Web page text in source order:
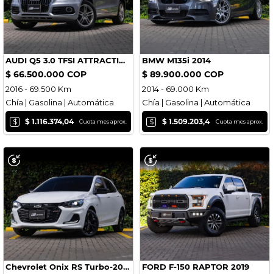
AUDI Q5 3.0 TFSI ATTRACTION 3.0L 2016
$ 66.500.000 COP
2016 - 69.500 Km
Chía | Gasolina | Automática
$ $ 1.116.374,04 Cuota mes aprox.
BMW M135i 2014
$ 89.900.000 COP
2014 - 69.000 Km
Chía | Gasolina | Automática
$ $ 1.509.203,4 Cuota mes aprox.
Chevrolet Onix RS Turbo-2023- FORD F-150 RAPTOR 2019